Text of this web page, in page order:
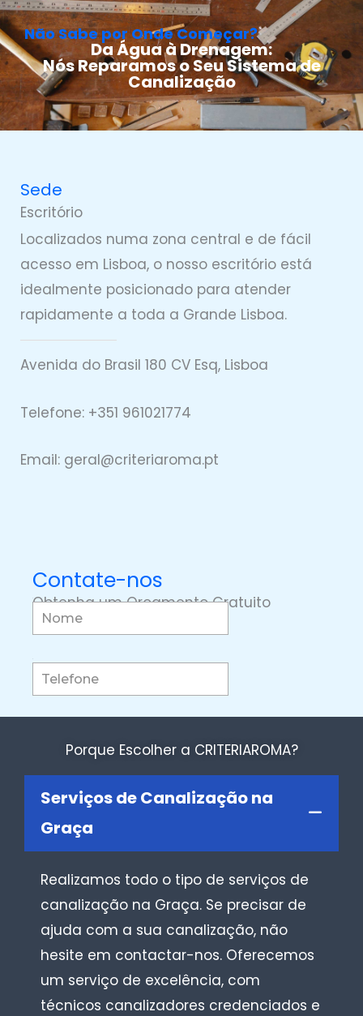
Não Sabe por Onde Começar?
Da Água à Drenagem:
Nós Reparamos o Seu Sistema de
Canalização
Sede
Escritório
Localizados numa zona central e de fácil
acesso em Lisboa, o nosso escritório está
idealmente posicionado para atender
rapidamente a toda a Grande Lisboa.
Avenida do Brasil 180 CV Esq, Lisboa
Telefone: +351 961021774
Email: geral@criteriaroma.pt
Contate-nos
Obtenha um Orçamento Gratuito
Porque Escolher a CRITERIAROMA?
Serviços de Canalização na
Graça
Realizamos todo o tipo de serviços de
canalização na Graça. Se precisar de
ajuda com a sua canalização, não
hesite em contactar-nos. Oferecemos
um serviço de excelência, com
técnicos canalizadores credenciados e